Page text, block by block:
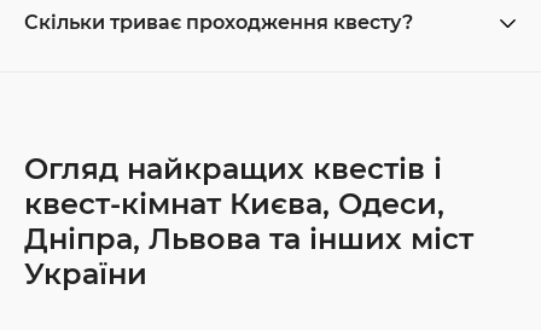
Скільки триває проходження квесту?
Огляд найкращих квестів і
квест-кімнат Києва, Одеси,
Дніпра, Львова та інших міст
України